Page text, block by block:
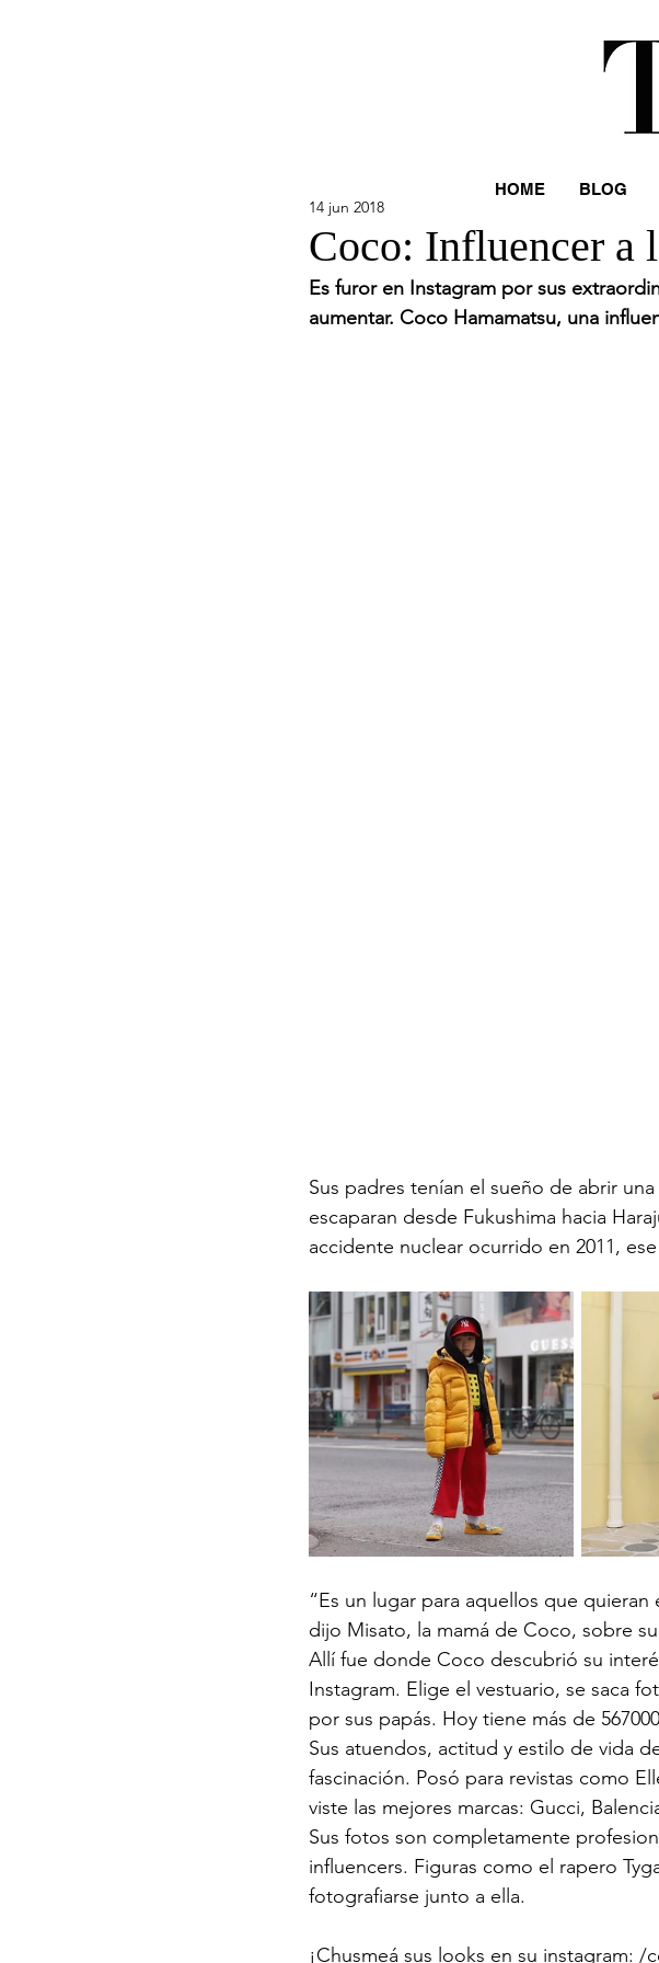
Coco: Influencer a
14 jun 2018
Es furor en Instagram por sus
aumentar. Coco Hamamatsu, una
Sus padres tenían el sueño de abrir
escaparan desde Fukushima hacia
accidente nuclear ocurrido en 2011,
“Es un lugar para aquellos que
dijo Misato, la mamá de Coco, sobre
Allí fue donde Coco descubrió su
Instagram. Elige el vestuario, se saca
por sus papás. Hoy tiene más de
Sus atuendos, actitud y estilo de vida
fascinación. Posó para revistas como
viste las mejores marcas: Gucci,
Sus fotos son completamente
influencers. Figuras como el rapero
fotografiarse junto a ella.
¡Chusmeá sus looks en su instagram: /
HOME BLOG